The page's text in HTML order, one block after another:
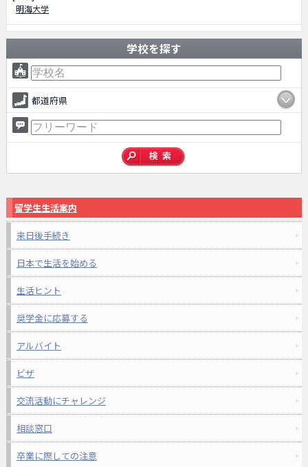
明海大学
学校を探す
都道府県
留学生生活案内
来日後手続き
日本で生活を始める
生活ヒント
奨学金に応募する
アルバイト
ビザ
交流活動にチャレンジ
相談窓口
卒業に際しての注意